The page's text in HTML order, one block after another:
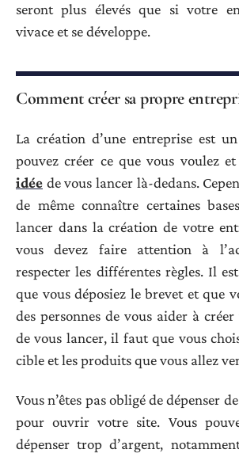
seront plus élevés que si votre
vivace et se développe.
Comment créer sa propre
La création d’une entreprise est
pouvez créer ce que vous voulez
idée de vous lancer là-dedans.
de même connaître certaines
lancer dans la création de votre
vous devez faire attention à
respecter les différentes règles. Il
que vous déposiez le brevet et que
des personnes de vous aider à
de vous lancer, il faut que vous
cible et les produits que vous allez
Vous n’êtes pas obligé de dépenser
pour ouvrir votre site. Vous
dépenser trop d’argent,